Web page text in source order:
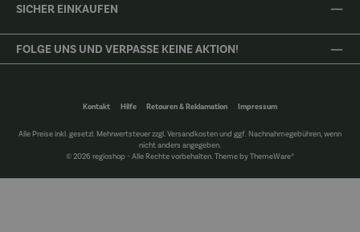
SICHER EINKAUFEN
FOLGE UNS UND VERPASSE KEINE AKTION!
Kontakt Hilfe Retouren & Reklamation Impressum
Alle Preise inkl. gesetzl. Mehrwertsteuer zzgl.Versandkostenund ggf. Nachnahmegebühren, wenn
nicht anders angegeben.
© 2026 regioshop - Alle Rechte vorbehalten. Theme byThemeWare®